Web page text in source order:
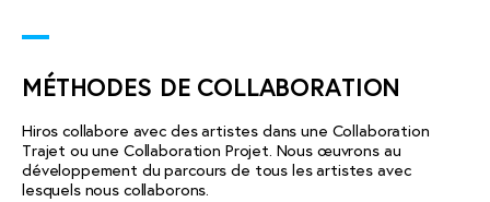
MÉTHODES DE COLLABORATION
Hiros collabore avec des artistes dans une Collaboration
Trajet ou une Collaboration Projet. Nous œuvrons au
développement du parcours de tous les artistes avec
lesquels nous collaborons.